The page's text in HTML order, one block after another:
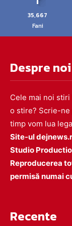
35,667
Fani
Despre noi
Cele mai noi
o stire? Scrie-ne
timp vom lua
Site-ul
Studio
Reproducerea
permisă numai
Recente